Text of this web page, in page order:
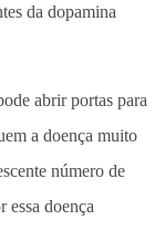
da dopamina
abrir portas para
a doença muito
número de
essa doença